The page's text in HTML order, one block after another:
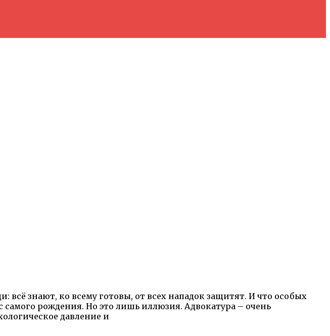
всё знают, ко всему готовы, от всех нападок защитят. И что особых
рождения. Но это лишь иллюзия. Адвокатура – очень
давление и